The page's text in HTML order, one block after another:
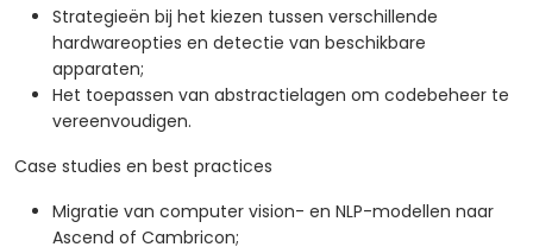
Strategieën bij het kiezen tussen verschillende
hardwareopties en detectie van beschikbare
apparaten;
Het toepassen van abstractielagen om codebeheer te
vereenvoudigen.
Case studies en best practices
Migratie van computer vision- en NLP-modellen naar
Ascend of Cambricon;